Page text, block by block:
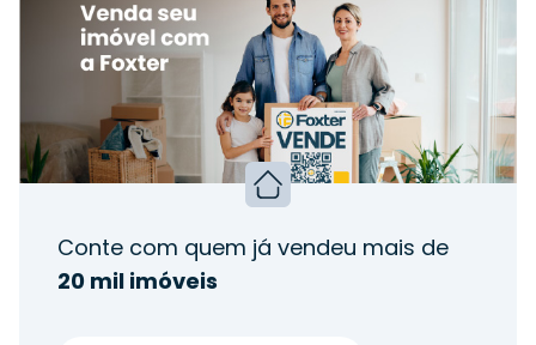
Conte com quem já vendeu mais de
20 mil imóveis